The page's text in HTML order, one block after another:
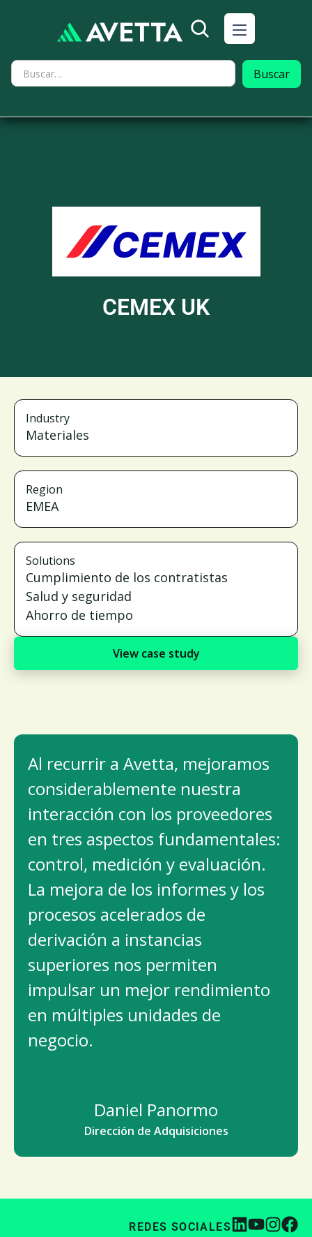
CEMEX UK
Industry
Materiales
Region
EMEA
Solutions
Cumplimiento de los contratistas
Salud y seguridad
Ahorro de tiempo
View case study
Al recurrir a Avetta, mejoramos
considerablemente nuestra
interacción con los proveedores
en tres aspectos fundamentales:
control, medición y evaluación.
La mejora de los informes y los
procesos acelerados de
derivación a instancias
superiores nos permiten
impulsar un mejor rendimiento
en múltiples unidades de
negocio.
Daniel Panormo
Dirección de Adquisiciones
REDES SOCIALES